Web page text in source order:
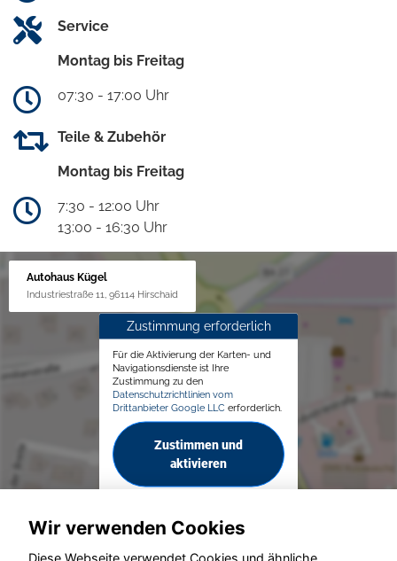
Service
Montag bis Freitag
07:30 - 17:00 Uhr
Teile & Zubehör
Montag bis Freitag
7:30 - 12:00 Uhr
13:00 - 16:30 Uhr
Autohaus Kügel
Industriestraße 11, 96114 Hirschaid
Zustimmung erforderlich
Für die Aktivierung der Karten- und
Navigationsdienste ist Ihre
Zustimmung zu den
Datenschutzrichtlinien vom
Drittanbieter Google LLC erforderlich.
Zustimmen und
aktivieren
Wir verwenden Cookies
Diese Webseite verwendet Cookies und ähnliche